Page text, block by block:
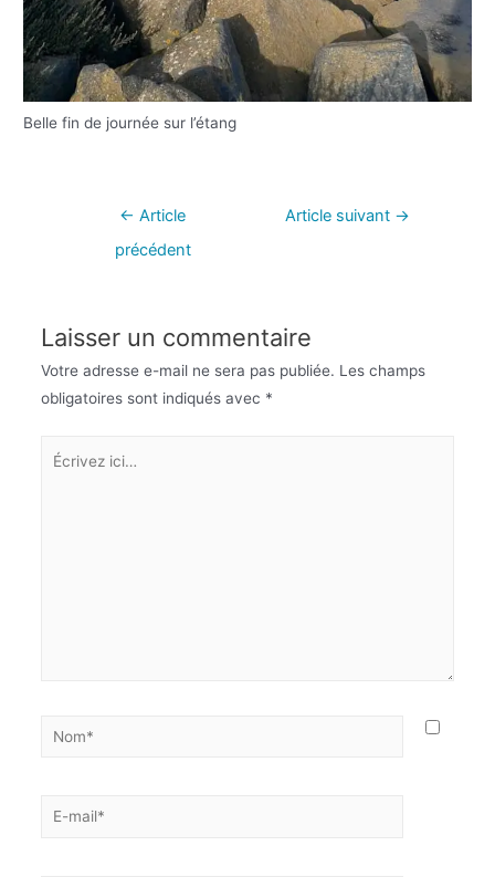
Belle fin de journée sur l’étang
← Article
précédent
Article suivant →
Laisser un commentaire
Votre adresse e-mail ne sera pas publiée. Les champs
obligatoires sont indiqués avec *